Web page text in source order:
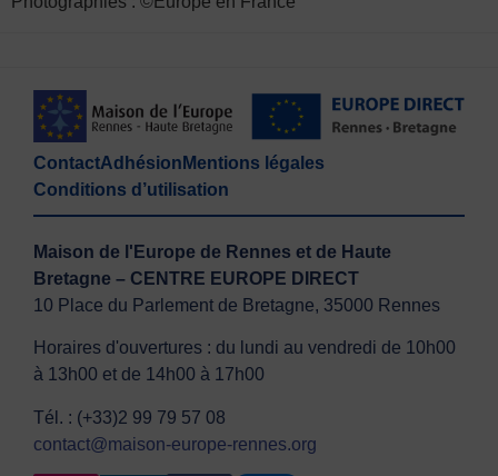
ContactAdhésion Mentions légales
Conditions d’utilisation
Maison de l'Europe de Rennes et de Haute
Bretagne – CENTRE EUROPE DIRECT
10 Place du Parlement de Bretagne, 35000 Rennes
Horaires d'ouvertures : du lundi au vendredi de 10h00
à 13h00 et de 14h00 à 17h00
Tél. : (+33)2 99 79 57 08
contact@maison-europe-rennes.org